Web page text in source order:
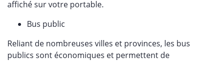
affiché sur votre portable.
Bus public
Reliant de nombreuses villes et provinces, les bus
publics sont économiques et permettent de